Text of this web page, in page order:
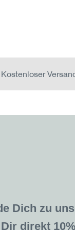
Kostenloser
Dich zu
Dir direkt